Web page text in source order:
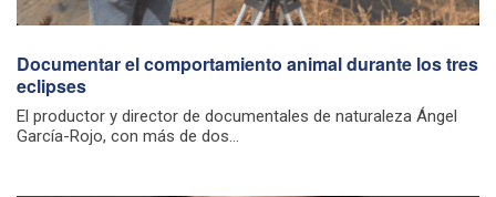
Documentar el comportamiento animal durante los tres
eclipses
El productor y director de documentales de naturaleza Ángel
García-Rojo, con más de dos...